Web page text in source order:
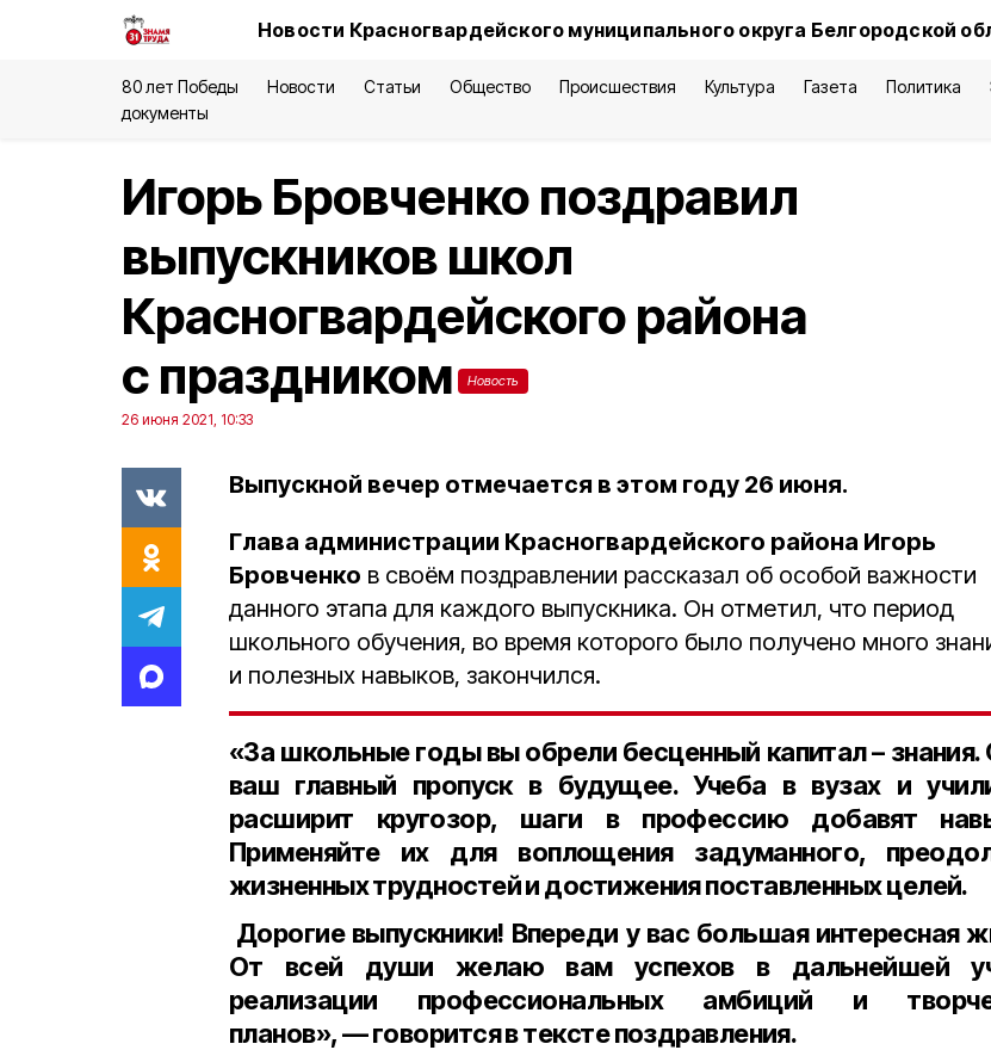
Новости Красногвардейского муниципального округа Белгородской
80 лет Победы Новости Статьи Общество Происшествия Культура Газета Политика
документы
Игорь Бровченко поздравил
выпускников школ
Красногвардейского района
с праздником
Новость
26 июня 2021, 10:33
Выпускной вечер отмечается в этом году 26 июня.
Глава администрации Красногвардейского района Игорь
Бровченко в своём поздравлении рассказал об особой важности
данного этапа для каждого выпускника. Он отметил, что период
школьного обучения, во время которого было получено много
и полезных навыков, закончился.
«За школьные годы вы обрели бесценный капитал – знания.
ваш главный пропуск в будущее. Учеба в вузах и
расширит кругозор, шаги в профессию добавят
Применяйте их для воплощения задуманного,
жизненных трудностей и достижения поставленных целей.
Дорогие выпускники! Впереди у вас большая интересная
От всей души желаю вам успехов в дальнейшей
реализации профессиональных амбиций и
планов», — говорится в тексте поздравления.